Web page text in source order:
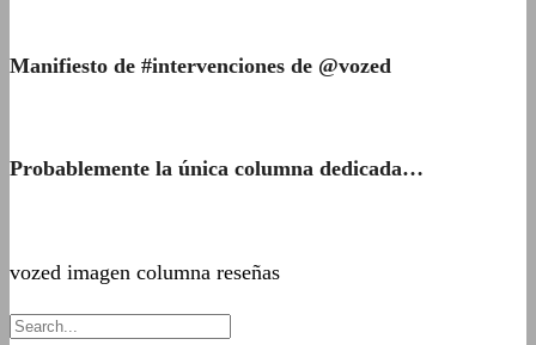
Manifiesto de #intervenciones de @vozed
Probablemente la única columna dedicada…
vozed imagen columna reseñas